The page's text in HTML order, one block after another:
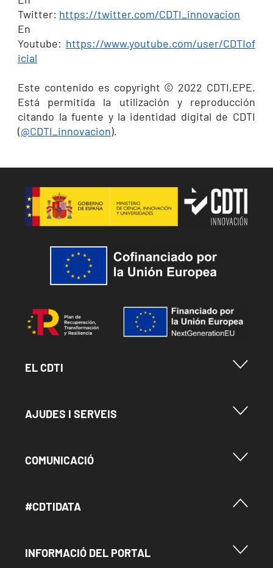
Twitter: https://twitter.com/CDTI_innovacion
En
Youtube: https://www.youtube.com/user/CDTIof
icial
Este contenido es copyright © 2022 CDTI,EPE.
Está permitida la utilización y reproducción
citando la fuente y la identidad digital de CDTI
(@CDTI_innovacion).
Imatge
Imatge
Imatge
Menu Footer Cdti
EL CDTI
Menu Footer Ayudas y Servicios
AJUDES I SERVEIS
Menu Footer Comunicación
COMUNICACIÓ
Menú Footer #Cdtidata
#CDTIDATA
Menu Footer Información del Portal
INFORMACIÓ DEL PORTAL